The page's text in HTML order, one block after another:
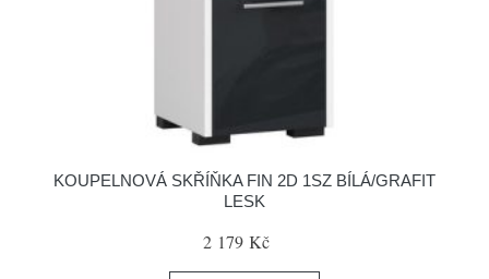
KOUPELNOVÁ SKŘÍŇKA FIN 2D 1SZ BÍLÁ/GRAFIT
LESK
2 179 Kč